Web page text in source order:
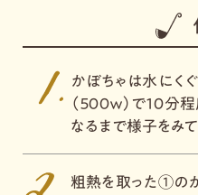
かぼちゃは水にく
（５００ｗ）で１０
なるまで様子をみ
粗熱を取った①のか